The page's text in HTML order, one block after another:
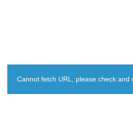
Cannot fetch URL, please check and